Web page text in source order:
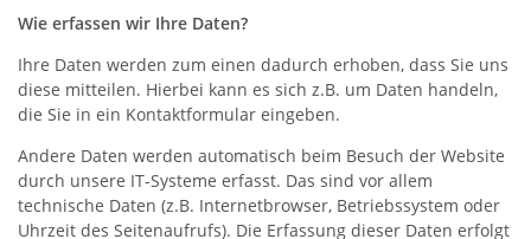
Wie erfassen wir Ihre Daten?
Ihre Daten werden zum einen dadurch erhoben, dass Sie uns
diese mitteilen. Hierbei kann es sich z.B. um Daten handeln,
die Sie in ein Kontaktformular eingeben.
Andere Daten werden automatisch beim Besuch der Website
durch unsere IT-Systeme erfasst. Das sind vor allem
technische Daten (z.B. Internetbrowser, Betriebssystem oder
Uhrzeit des Seitenaufrufs). Die Erfassung dieser Daten erfolgt